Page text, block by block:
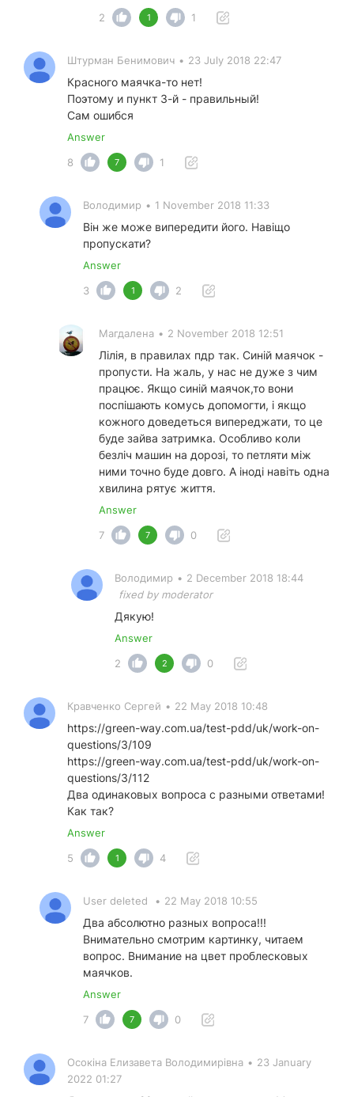
2
1 1
Штурман Бенимович • 23 July 2018 22:47
Красного маячка-то нет!
Поэтому и пункт 3-й - правильный!
Сам ошибся
Answer
8
7 1
Володимир • 1 November 2018 11:33
Він же може випередити його. Навіщо
пропускати?
Answer
3
1 2
Магдалена • 2 November 2018 12:51
Лілія, в правилах пдр так. Синій маячок -
пропусти. На жаль, у нас не дуже з чим
працює. Якщо синій маячок,то вони
поспішають комусь допомогти, і якщо
кожного доведеться випереджати, то це
буде зайва затримка. Особливо коли
безліч машин на дорозі, то петляти між
ними точно буде довго. А іноді навіть одна
хвилина рятує життя.
Answer
7
7 0
Володимир • 2 December 2018 18:44
fixed by moderator
Дякую!
Answer
2
2 0
Кравченко Сергей • 22 May 2018 10:48
https://green-way.com.ua/test-pdd/uk/work-on-
questions/3/109
https://green-way.com.ua/test-pdd/uk/work-on-
questions/3/112
Два одинаковых вопроса с разными ответами!
Как так?
Answer
5
1 4
User deleted • 22 May 2018 10:55
Два абсолютно разных вопроса!!!
Внимательно смотрим картинку, читаем
вопрос. Внимание на цвет проблесковых
маячков.
Answer
7
7 0
Осокіна Елизавета Володимирівна • 23 January
2022 01:27